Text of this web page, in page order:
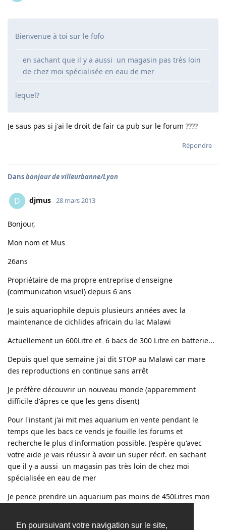
En poursuivant votre navigation sur le site,
Bienvenue à toi sur le fofo
en sachant que il y a aussi un magasin pas très loin
de chez moi spécialisée en eau de mer
lequel?
Je saus pas si j'ai le droit de fair ca pub sur le forum ????
Répondre
Dansbonjour de villeurbanne/Lyon
D djmus 28 mars 2013
Bonjour,
Mon nom et Mus
26ans
Propriétaire de ma propre entreprise d'enseigne
(communication visuel) depuis 6 ans
Je suis aquariophile depuis plusieurs années avec la
maintenance de cichlides africain du lac Malawi
Actuellement un 600Litre et 6 bacs de 300 Litre en batterie...
Depuis quel que semaine j'ai dit STOP au Malawi car mare
des reproductions en continue sans arrêt
Je préfère découvrir un nouveau monde (apparemment
difficile d'âpres ce que les gens disent)
Pour l'instant j'ai mit mes aquarium en vente pendant le
temps que les bacs ce vends je fouille les forums et
recherche le plus d'information possible. J’espère qu'avec
votre aide je vais réussir à avoir un super récif. en sachant
que il y a aussi un magasin pas très loin de chez moi
spécialisée en eau de mer
Je pence prendre un aquarium pas moins de 450Litres mon
Merci d'avance pour votre accueil